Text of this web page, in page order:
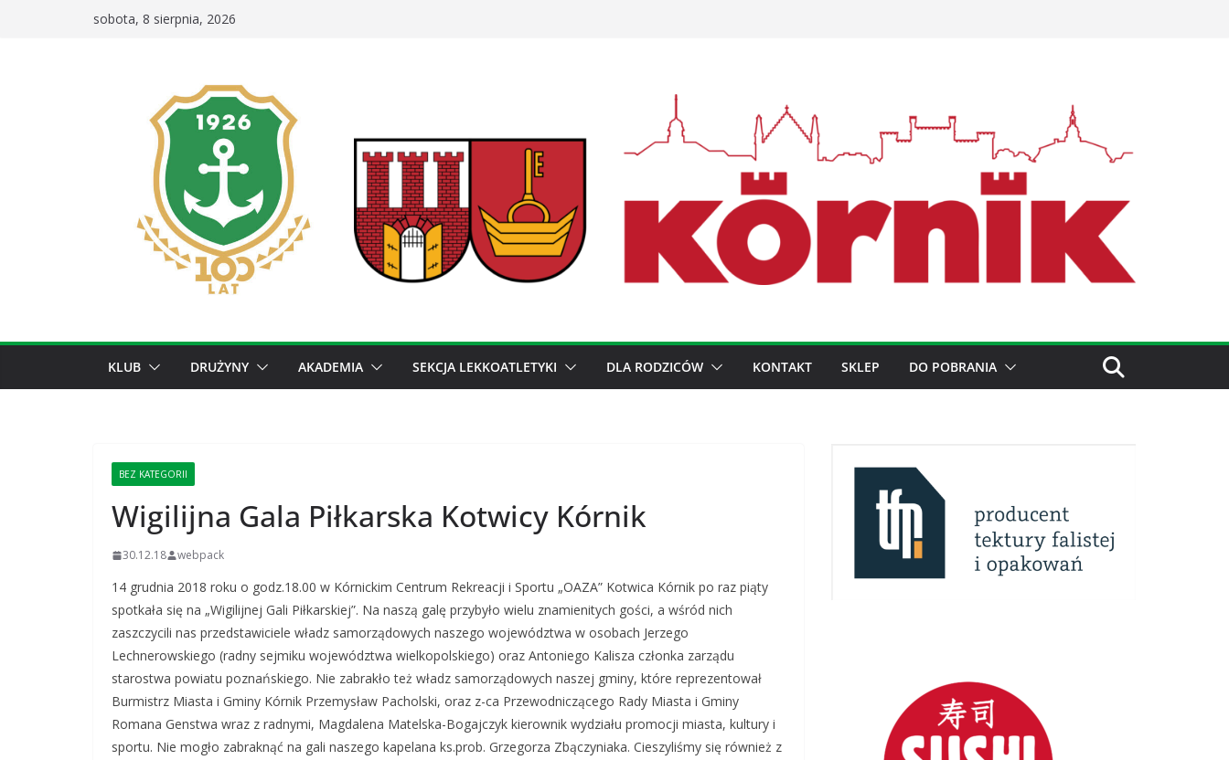
sobota, 8 sierpnia, 2026
KLUB DRUŻYNY AKADEMIA SEKCJA LEKKOATLETYKI DLA RODZICÓW KONTAKT SKLEP DO POBRANIA
BEZ KATEGORII
Wigilijna Gala Piłkarska Kotwicy Kórnik
30.12.18 webpack
14 grudnia 2018 roku o godz.18.00 w Kórnickim Centrum Rekreacji i Sportu „OAZA” Kotwica Kórnik po raz piąty
spotkała się na „Wigilijnej Gali Piłkarskiej”. Na naszą galę przybyło wielu znamienitych gości, a wśród nich
zaszczycili nas przedstawiciele władz samorządowych naszego województwa w osobach Jerzego
Lechnerowskiego (radny sejmiku województwa wielkopolskiego) oraz Antoniego Kalisza członka zarządu
starostwa powiatu poznańskiego. Nie zabrakło też władz samorządowych naszej gminy, które reprezentował
Burmistrz Miasta i Gminy Kórnik Przemysław Pacholski, oraz z-ca Przewodniczącego Rady Miasta i Gminy
Romana Genstwa wraz z radnymi, Magdalena Matelska-Bogajczyk kierownik wydziału promocji miasta, kultury i
sportu. Nie mogło zabraknąć na gali naszego kapelana ks.prob. Grzegorza Zbączyniaka. Cieszyliśmy się również z